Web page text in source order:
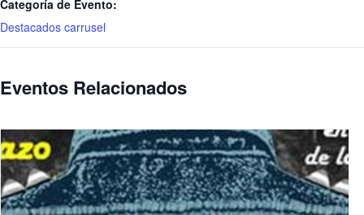
Categoría de Evento:
Destacados carrusel
Eventos Relacionados